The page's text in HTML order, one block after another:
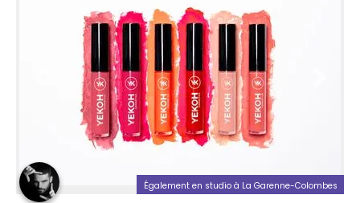
Également en studio à La Garenne-Colombes